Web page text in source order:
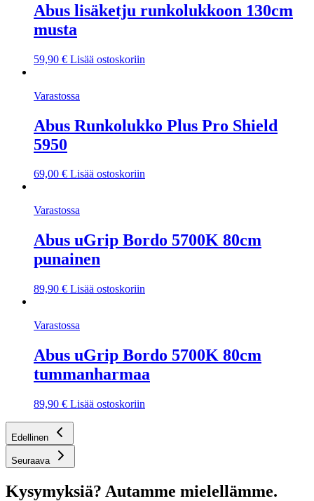
Abus lisäketju runkolukkoon 130cm
musta
59,90 € Lisää ostoskoriin
Varastossa
Abus Runkolukko Plus Pro Shield
5950
69,00 € Lisää ostoskoriin
Varastossa
Abus uGrip Bordo 5700K 80cm
punainen
89,90 € Lisää ostoskoriin
Varastossa
Abus uGrip Bordo 5700K 80cm
tummanharmaa
89,90 € Lisää ostoskoriin
Edellinen
Seuraava
Kysymyksiä? Autamme mielellämme.